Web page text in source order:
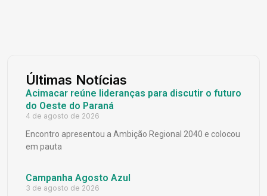
Últimas Notícias
Acimacar reúne lideranças para discutir o futuro
do Oeste do Paraná
4 de agosto de 2026
Encontro apresentou a Ambição Regional 2040 e colocou
em pauta
Campanha Agosto Azul
3 de agosto de 2026